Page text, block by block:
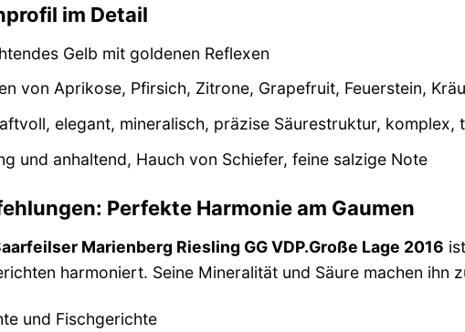
im Detail
Gelb mit goldenen Reflexen
von Aprikose, Pfirsich, Zitrone, Grapefruit, Feuerstein,
elegant, mineralisch, präzise Säurestruktur, komplex,
und anhaltend, Hauch von Schiefer, feine salzige Note
Perfekte Harmonie am Gaumen
Marienberg Riesling GG VDP.Große Lage 2016
harmoniert. Seine Mineralität und Säure machen ihn
und Fischgerichte